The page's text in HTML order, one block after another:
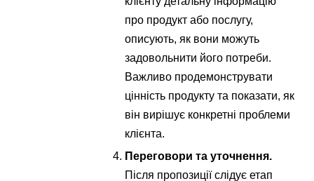
про продукт або послугу,
описують, як вони можуть
задовольнити його потреби.
Важливо продемонструвати
цінність продукту та показати, як
він вирішує конкретні проблеми
клієнта.
Переговори та уточнення.
Після пропозиції слідує етап